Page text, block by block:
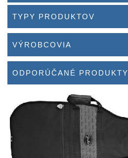
TYPY PRODUKTOV
VÝROBCOVIA
ODPORÚČANÉ PRODUKTY